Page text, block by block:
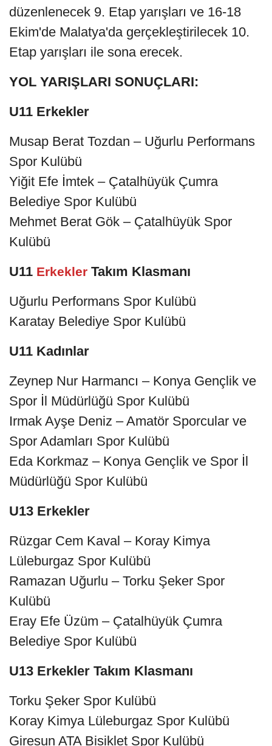
düzenlenecek 9. Etap yarışları ve 16-18
Ekim'de Malatya'da gerçekleştirilecek 10.
Etap yarışları ile sona erecek.
YOL YARIŞLARI SONUÇLARI:
U11 Erkekler
Musap Berat Tozdan – Uğurlu Performans
Spor Kulübü
Yiğit Efe İmtek – Çatalhüyük Çumra
Belediye Spor Kulübü
Mehmet Berat Gök – Çatalhüyük Spor
Kulübü
U11 Erkekler Takım Klasmanı
Uğurlu Performans Spor Kulübü
Karatay Belediye Spor Kulübü
U11 Kadınlar
Zeynep Nur Harmancı – Konya Gençlik ve
Spor İl Müdürlüğü Spor Kulübü
Irmak Ayşe Deniz – Amatör Sporcular ve
Spor Adamları Spor Kulübü
Eda Korkmaz – Konya Gençlik ve Spor İl
Müdürlüğü Spor Kulübü
U13 Erkekler
Rüzgar Cem Kaval – Koray Kimya
Lüleburgaz Spor Kulübü
Ramazan Uğurlu – Torku Şeker Spor
Kulübü
Eray Efe Üzüm – Çatalhüyük Çumra
Belediye Spor Kulübü
U13 Erkekler Takım Klasmanı
Torku Şeker Spor Kulübü
Koray Kimya Lüleburgaz Spor Kulübü
Giresun ATA Bisiklet Spor Kulübü